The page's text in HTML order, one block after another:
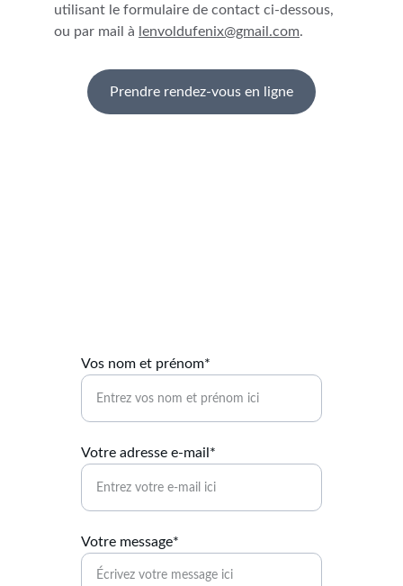
utilisant le formulaire de contact ci-dessous,
ou par mail à lenvoldufenix@gmail.com.
Prendre rendez-vous en ligne
Vos nom et prénom*
Votre adresse e-mail*
Votre message*